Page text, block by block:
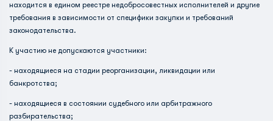
находится в едином реестре недобросовестных исполнителей и другие
требования в зависимости от специфики закупки и требований
законодательства.
К участию не допускаются участники:
- находящиеся на стадии реорганизации, ликвидации или
банкротства;
- находящиеся в состоянии судебного или арбитражного
разбирательства;